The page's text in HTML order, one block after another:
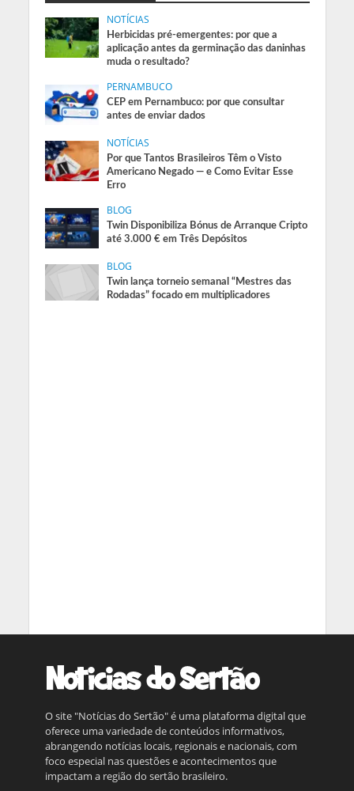
NOTÍCIAS
Herbicidas pré-emergentes: por que a
aplicação antes da germinação das daninhas
muda o resultado?
PERNAMBUCO
CEP em Pernambuco: por que consultar
antes de enviar dados
NOTÍCIAS
Por que Tantos Brasileiros Têm o Visto
Americano Negado — e Como Evitar Esse
Erro
BLOG
Twin Disponibiliza Bónus de Arranque Cripto
até 3.000 € em Três Depósitos
BLOG
Twin lança torneio semanal “Mestres das
Rodadas” focado em multiplicadores
O site "Notícias do Sertão" é uma plataforma digital que
oferece uma variedade de conteúdos informativos,
abrangendo notícias locais, regionais e nacionais, com
foco especial nas questões e acontecimentos que
impactam a região do sertão brasileiro.